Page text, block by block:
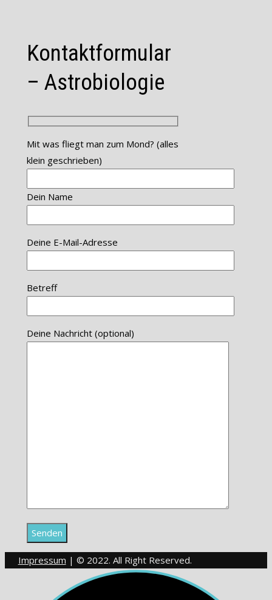
Kontaktformular
– Astrobiologie
Mit was fliegt man zum Mond? (alles
klein geschrieben)
Dein Name
Deine E-Mail-Adresse
Betreff
Deine Nachricht (optional)
Impressum | © 2022. All Right Reserved.